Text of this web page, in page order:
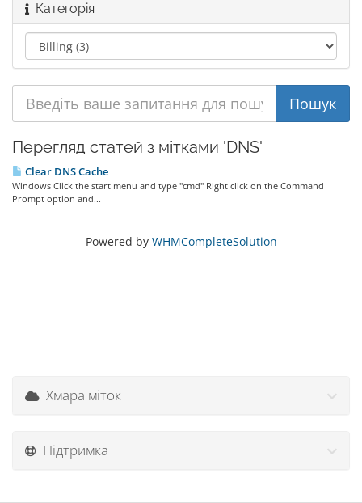
Категорія
Перегляд статей з мітками 'DNS'
Clear DNS Cache
Windows Click the start menu and type "cmd" Right click on the Command
Prompt option and...
Powered by WHMCompleteSolution
Хмара міток
Підтримка